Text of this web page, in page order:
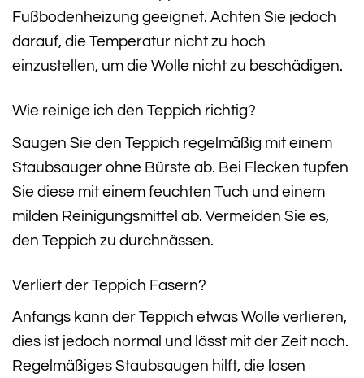
Fußbodenheizung geeignet. Achten Sie jedoch
darauf, die Temperatur nicht zu hoch
einzustellen, um die Wolle nicht zu beschädigen.
Wie reinige ich den Teppich richtig?
Saugen Sie den Teppich regelmäßig mit einem
Staubsauger ohne Bürste ab. Bei Flecken tupfen
Sie diese mit einem feuchten Tuch und einem
milden Reinigungsmittel ab. Vermeiden Sie es,
den Teppich zu durchnässen.
Verliert der Teppich Fasern?
Anfangs kann der Teppich etwas Wolle verlieren,
dies ist jedoch normal und lässt mit der Zeit nach.
Regelmäßiges Staubsaugen hilft, die losen